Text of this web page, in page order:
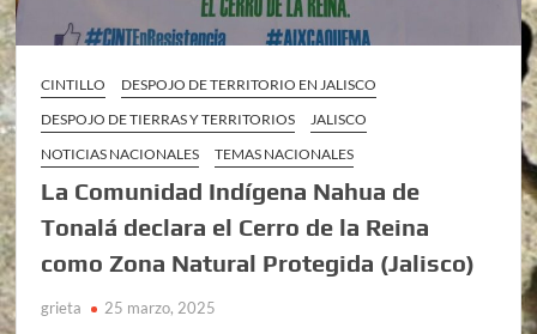
CINTILLO
DESPOJO DE TERRITORIO EN JALISCO
DESPOJO DE TIERRAS Y TERRITORIOS
JALISCO
NOTICIAS NACIONALES
TEMAS NACIONALES
La Comunidad Indígena Nahua de
Tonalá declara el Cerro de la Reina
como Zona Natural Protegida (Jalisco)
grieta 25 marzo, 2025